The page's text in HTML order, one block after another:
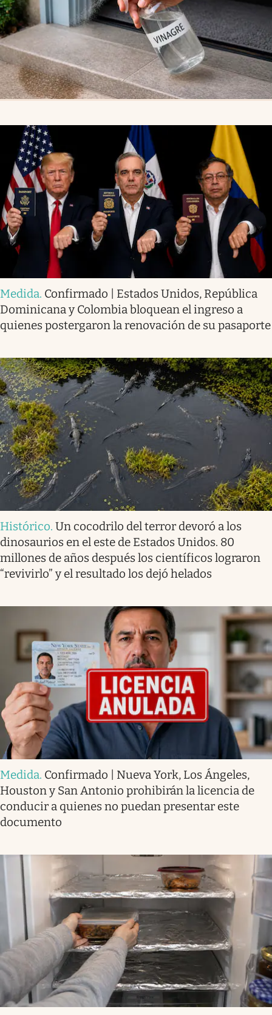
Medida. Confirmado | Estados Unidos, República
Dominicana y Colombia bloquean el ingreso a
quienes postergaron la renovación de su pasaporte
Histórico. Un cocodrilo del terror devoró a los
dinosaurios en el este de Estados Unidos. 80
millones de años después los científicos lograron
“revivirlo” y el resultado los dejó helados
Medida. Confirmado | Nueva York, Los Ángeles,
Houston y San Antonio prohibirán la licencia de
conducir a quienes no puedan presentar este
documento